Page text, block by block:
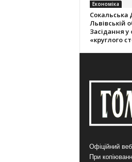
Економіка
Cокальська
Львівській
Засідання у
«круглого
Офіційний
При